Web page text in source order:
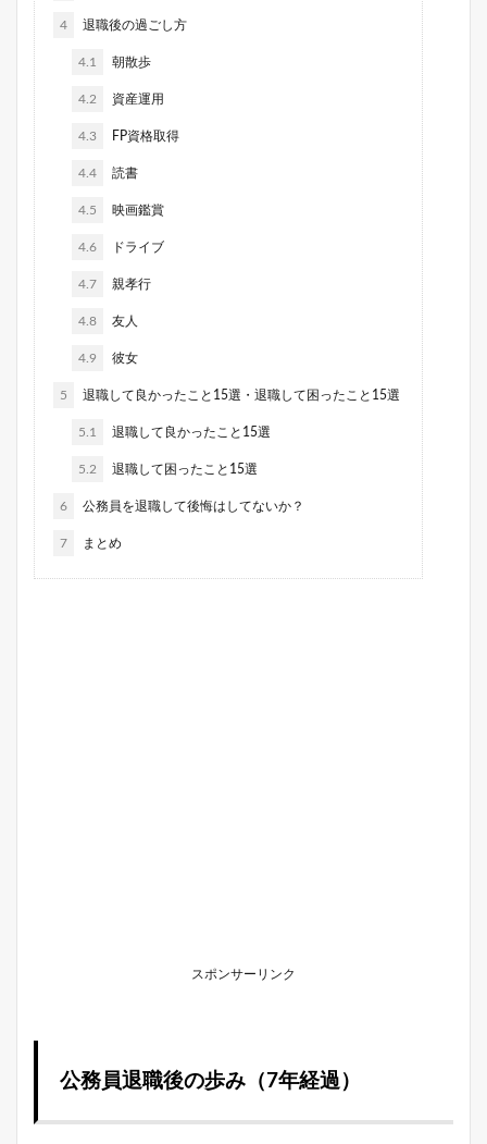
4 退職後の過ごし方
4.1 朝散歩
4.2 資産運用
4.3 FP資格取得
4.4 読書
4.5 映画鑑賞
4.6 ドライブ
4.7 親孝行
4.8 友人
4.9 彼女
5 退職して良かったこと15選・退職して困ったこと15選
5.1 退職して良かったこと15選
5.2 退職して困ったこと15選
6 公務員を退職して後悔はしてないか？
7 まとめ
スポンサーリンク
公務員退職後の歩み（7年経過）